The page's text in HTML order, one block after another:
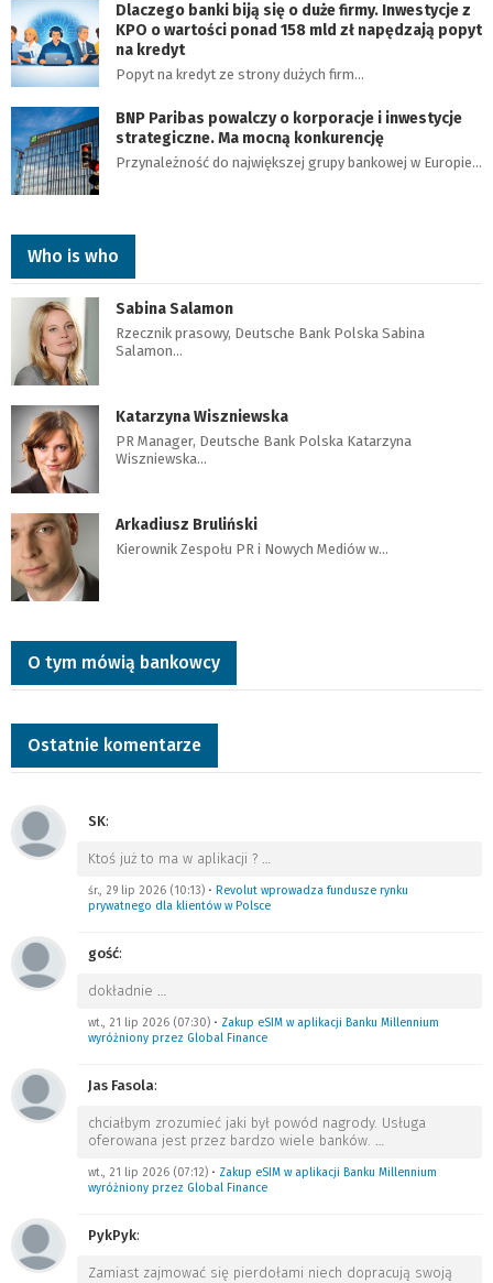
Dlaczego banki biją się o duże firmy. Inwestycje z
KPO o wartości ponad 158 mld zł napędzają popyt
na kredyt
Popyt na kredyt ze strony dużych firm…
BNP Paribas powalczy o korporacje i inwestycje
strategiczne. Ma mocną konkurencję
Przynależność do największej grupy bankowej w Europie…
Who is who
Sabina Salamon
Rzecznik prasowy, Deutsche Bank Polska Sabina
Salamon…
Katarzyna Wiszniewska
PR Manager, Deutsche Bank Polska Katarzyna
Wiszniewska…
Arkadiusz Bruliński
Kierownik Zespołu PR i Nowych Mediów w…
O tym mówią bankowcy
Ostatnie komentarze
SK:
Ktoś już to ma w aplikacji ? …
śr., 29 lip 2026 (10:13) • Revolut wprowadza fundusze rynku
prywatnego dla klientów w Polsce
gość:
dokładnie …
wt., 21 lip 2026 (07:30) • Zakup eSIM w aplikacji Banku Millennium
wyróżniony przez Global Finance
Jas Fasola:
chciałbym zrozumieć jaki był powód nagrody. Usługa
oferowana jest przez bardzo wiele banków. …
wt., 21 lip 2026 (07:12) • Zakup eSIM w aplikacji Banku Millennium
wyróżniony przez Global Finance
PykPyk:
Zamiast zajmować się pierdołami niech dopracują swoją